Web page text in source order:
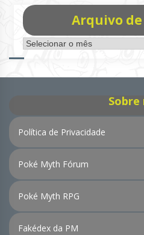
Arquivo
Arquivo
de
Sobre
Política de Privacidade
Poké Myth Fórum
Poké Myth RPG
Fakédex da PM